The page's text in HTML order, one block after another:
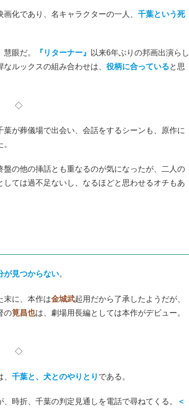
化であり、名キャラクターの一人、 千葉という死
眼だ。 『リターナー』
以来6年ぶりの邦画出演らし
なルックスの組み合わせは、 役柄に合っていると思
◇
葉が葬儀場で出会い、会話をするシーンも、原作に
の他の挿話とも重なるのが気になったが、二人の
ては過不足ないし、なるほどと思わせるオチもあ
が見つからない。
末に、本作は金城武起用だから了承したようだが、
の筧昌也は、劇場用長編としては本作がデビュー。
◇
千葉と、犬とのやりとり である。
時折、千葉の判定見通しを電話で尋ねてくる。
＜